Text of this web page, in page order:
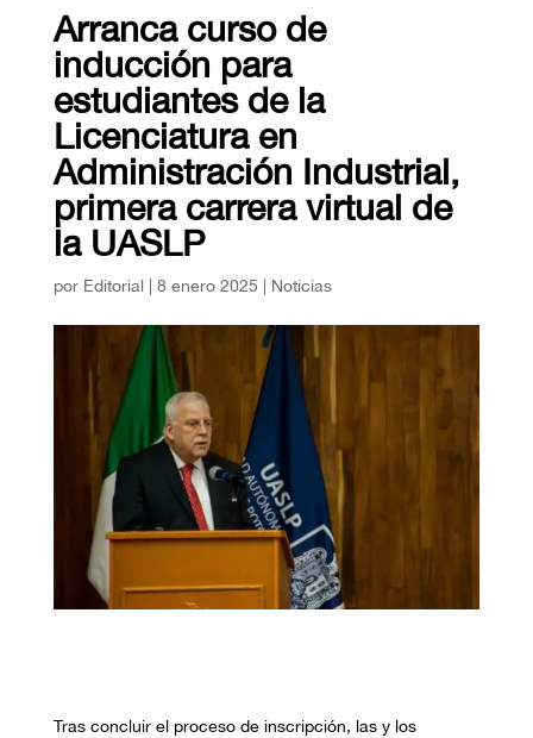
Arranca curso de
inducción para
estudiantes de la
Licenciatura en
Administración Industrial,
primera carrera virtual de
la UASLP
por Editorial| 8 enero 2025 Noticias
Tras concluir el proceso de inscripción, las y los